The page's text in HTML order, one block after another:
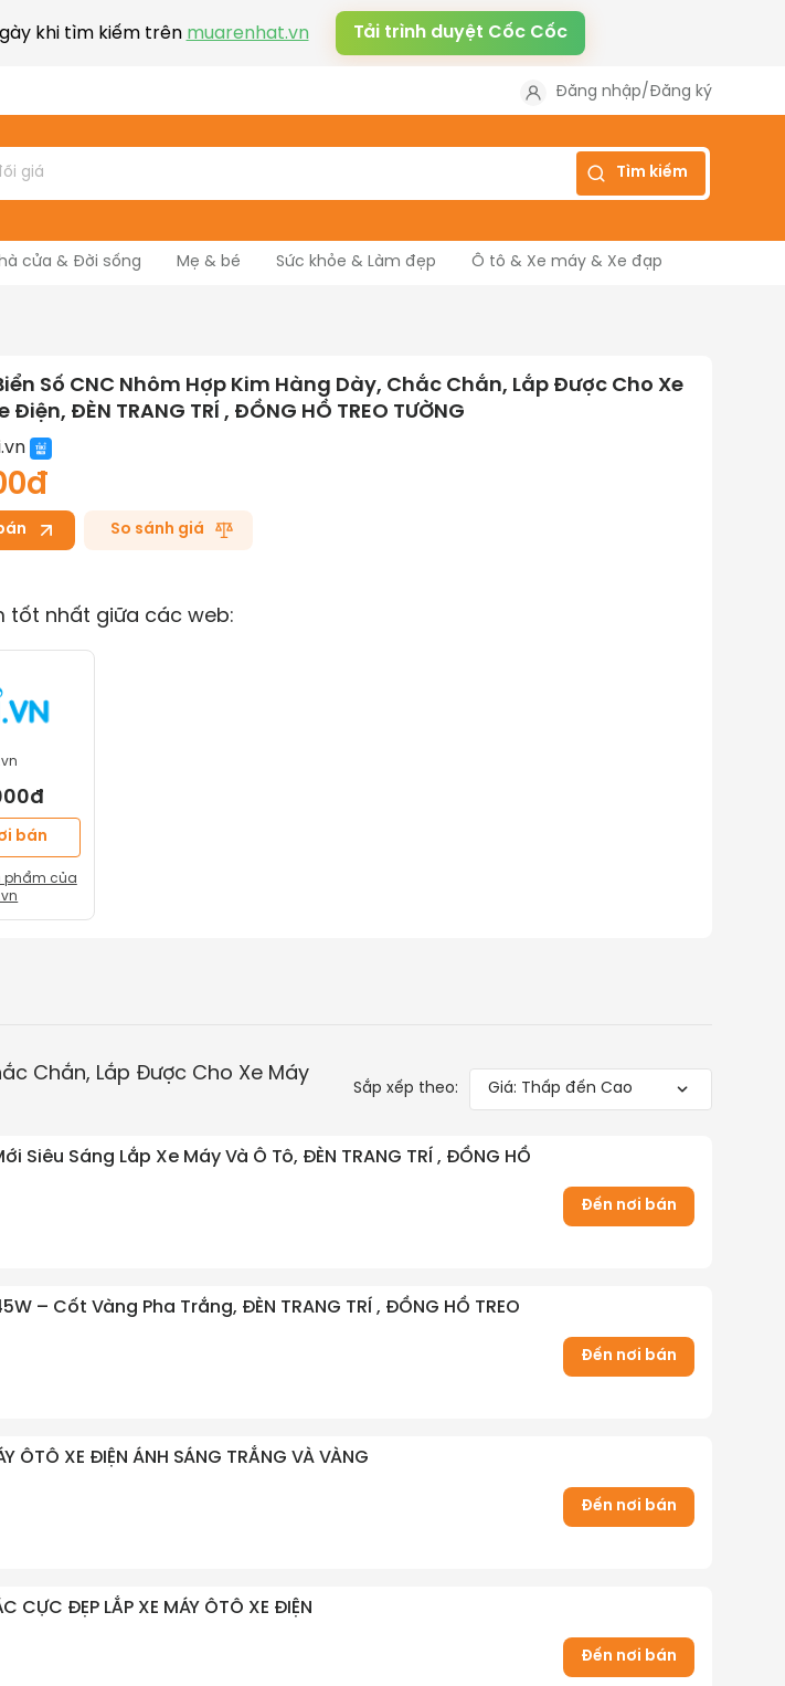
khi tìm kiếm trên muarenhat.vn Tải trình duyệt Cốc Cốc
Đăng nhập/ Đăng ký
Tìm kiếm
cửa & Đời sống Mẹ & bé Sức khỏe & Làm đẹp Ô tô & Xe máy & Xe đạp
Số CNC Nhôm Hợp Kim Hàng Dày, Chắc Chắn, Lắp Được Cho Xe
Điện, ĐÈN TRANG TRÍ , ĐỒNG HỒ TREO TƯỜNG
So sánh giá
tốt nhất giữa các web:
bán
phẩm của
Chắn, Lắp Được Cho Xe Máy
Sắp xếp theo: Giá: Thấp đến Cao
Sáng Lắp Xe Máy Và Ô Tô, ĐÈN TRANG TRÍ , ĐỒNG HỒ
Đến nơi bán
– Cốt Vàng Pha Trắng, ĐÈN TRANG TRÍ , ĐỒNG HỒ TREO
Đến nơi bán
ÔTÔ XE ĐIỆN ÁNH SÁNG TRẮNG VÀ VÀNG
Đến nơi bán
CỰC ĐẸP LẮP XE MÁY ÔTÔ XE ĐIỆN
Đến nơi bán